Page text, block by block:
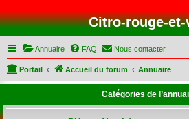
Citro-rouge-et-
Annuaire FAQ Nous contacter
Portail Accueil du forum Annuaire
Catégories de